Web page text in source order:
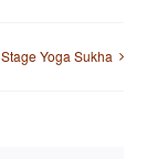
Stage Yoga Sukha